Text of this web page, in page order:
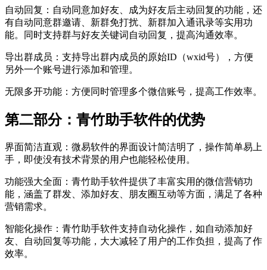
自动回复：自动同意加好友、成为好友后主动回复的功能，还
有自动同意群邀请、新群免打扰、新群加入通讯录等实用功
能。同时支持群与好友关键词自动回复，提高沟通效率。
导出群成员：支持导出群内成员的原始ID（wxid号），方便
另外一个账号进行添加和管理。
无限多开功能：方便同时管理多个微信账号，提高工作效率。
第二部分：青竹助手软件的优势
界面简洁直观：微易软件的界面设计简洁明了，操作简单易上
手，即使没有技术背景的用户也能轻松使用。
功能强大全面：青竹助手软件提供了丰富实用的微信营销功
能，涵盖了群发、添加好友、朋友圈互动等方面，满足了各种
营销需求。
智能化操作：青竹助手软件支持自动化操作，如自动添加好
友、自动回复等功能，大大减轻了用户的工作负担，提高了作
效率。